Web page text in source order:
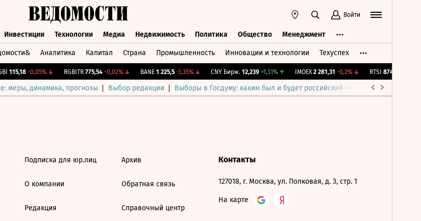
Войти
Инвестиции Технологии Медиа Недвижимость Политика Общество Менеджмент
Аналитика Капитал Страна Промышленность Инновации и технологии Техуспех
115,18 -0,05%↓ RGBITR 775,54 -0,02%↓ BANE 1 225,5 -3,35%↓ CNY Бирж. 12,239 +1,31%↑ IMOEX 2 281,31 -0,2%↓ RTSI 874,64
меры, динамика, прогнозы Выбор редакции Выборы в Госдуму: каким был и будет российский парламент
Подписка для юр.лиц
О компании
Редакция
Архив
Обратная связь
Справочный центр
Контакты
127018, г. Москва, ул. Полковая, д. 3, стр. 1
На карте